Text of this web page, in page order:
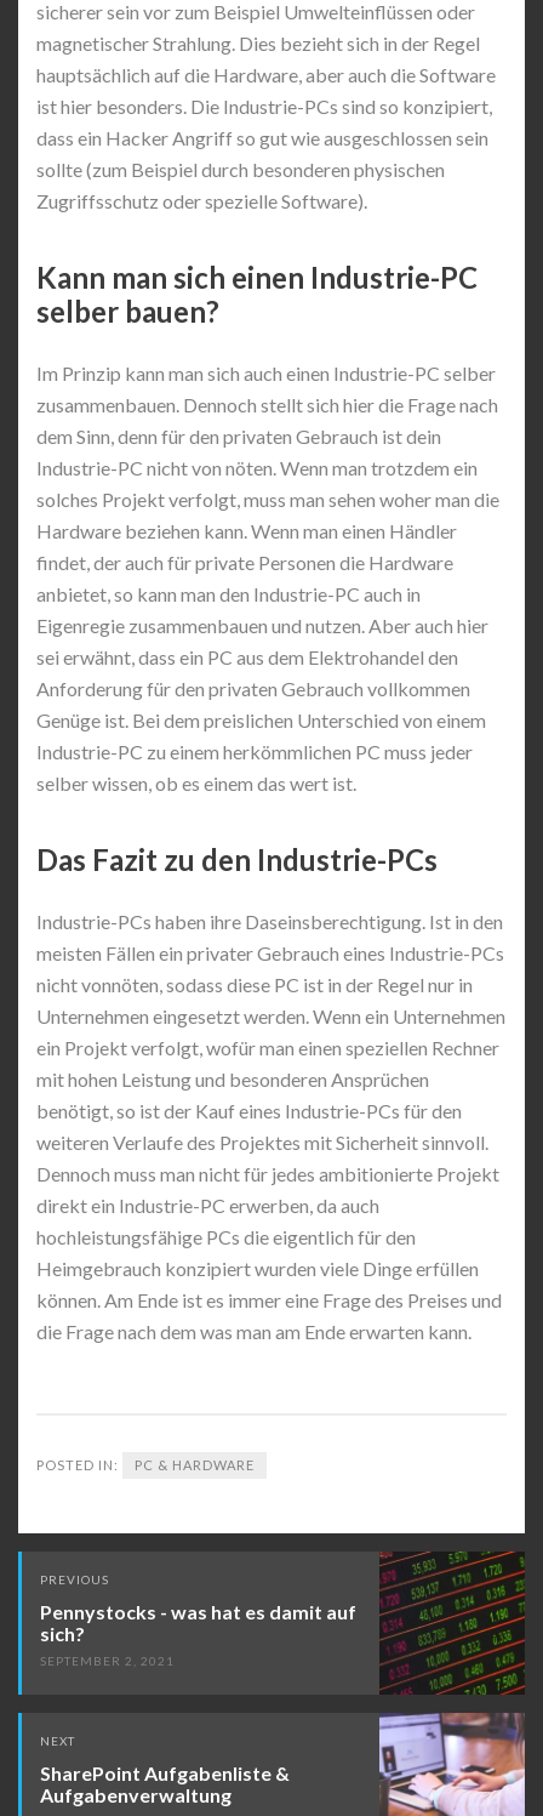
sicherer sein vor zum Beispiel Umwelteinflüssen oder
magnetischer Strahlung. Dies bezieht sich in der Regel
hauptsächlich auf die Hardware, aber auch die Software
ist hier besonders. Die Industrie-PCs sind so konzipiert,
dass ein Hacker Angriff so gut wie ausgeschlossen sein
sollte (zum Beispiel durch besonderen physischen
Zugriffsschutz oder spezielle Software).
Kann man sich einen Industrie-PC
selber bauen?
Im Prinzip kann man sich auch einen Industrie-PC selber
zusammenbauen. Dennoch stellt sich hier die Frage nach
dem Sinn, denn für den privaten Gebrauch ist dein
Industrie-PC nicht von nöten. Wenn man trotzdem ein
solches Projekt verfolgt, muss man sehen woher man die
Hardware beziehen kann. Wenn man einen Händler
findet, der auch für private Personen die Hardware
anbietet, so kann man den Industrie-PC auch in
Eigenregie zusammenbauen und nutzen. Aber auch hier
sei erwähnt, dass ein PC aus dem Elektrohandel den
Anforderung für den privaten Gebrauch vollkommen
Genüge ist. Bei dem preislichen Unterschied von einem
Industrie-PC zu einem herkömmlichen PC muss jeder
selber wissen, ob es einem das wert ist.
Das Fazit zu den Industrie-PCs
Industrie-PCs haben ihre Daseinsberechtigung. Ist in den
meisten Fällen ein privater Gebrauch eines Industrie-PCs
nicht vonnöten, sodass diese PC ist in der Regel nur in
Unternehmen eingesetzt werden. Wenn ein Unternehmen
ein Projekt verfolgt, wofür man einen speziellen Rechner
mit hohen Leistung und besonderen Ansprüchen
benötigt, so ist der Kauf eines Industrie-PCs für den
weiteren Verlaufe des Projektes mit Sicherheit sinnvoll.
Dennoch muss man nicht für jedes ambitionierte Projekt
direkt ein Industrie-PC erwerben, da auch
hochleistungsfähige PCs die eigentlich für den
Heimgebrauch konzipiert wurden viele Dinge erfüllen
können. Am Ende ist es immer eine Frage des Preises und
die Frage nach dem was man am Ende erwarten kann.
POSTED IN: PC & HARDWARE
navigation
PREVIOUS
Pennystocks - was hat es damit auf
sich?
SEPTEMBER 2, 2021
NEXT
SharePoint Aufgabenliste &
Aufgabenverwaltung